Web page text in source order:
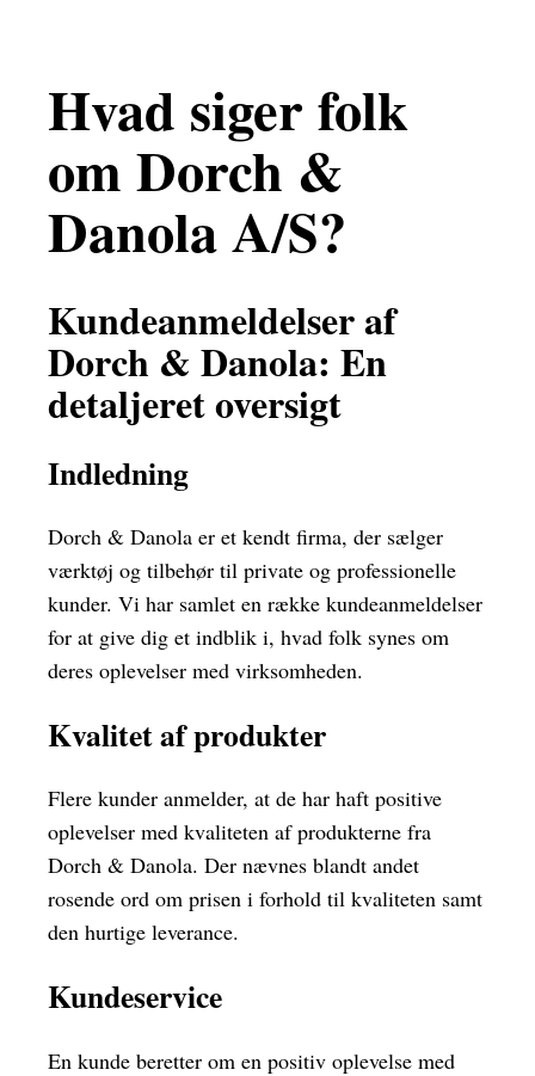
Hvad siger folk
om Dorch &
Danola A/S?
Kundeanmeldelser af
Dorch & Danola: En
detaljeret oversigt
Indledning
Dorch & Danola er et kendt firma, der sælger
værktøj og tilbehør til private og professionelle
kunder. Vi har samlet en række kundeanmeldelser
for at give dig et indblik i, hvad folk synes om
deres oplevelser med virksomheden.
Kvalitet af produkter
Flere kunder anmelder, at de har haft positive
oplevelser med kvaliteten af produkterne fra
Dorch & Danola. Der nævnes blandt andet
rosende ord om prisen i forhold til kvaliteten samt
den hurtige leverance.
Kundeservice
En kunde beretter om en positiv oplevelse med